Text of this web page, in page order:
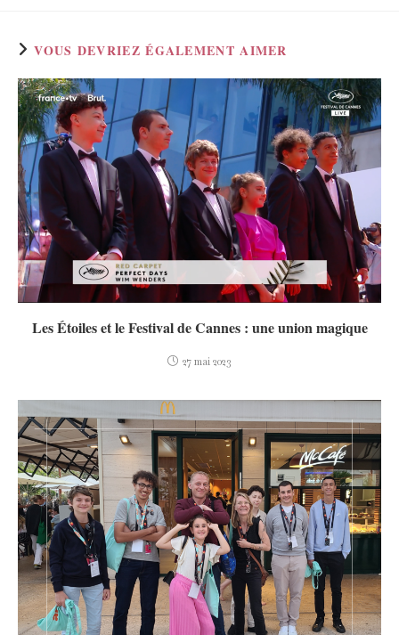
VOUS DEVRIEZ ÉGALEMENT AIMER
Les Étoiles et le Festival de Cannes : une union magique
27 mai 2023